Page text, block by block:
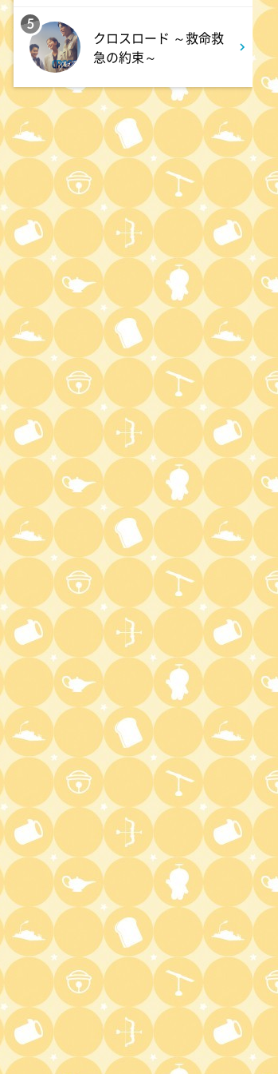
#7【イマニメーション】
テレ朝サマフェス音楽LIVEダイ
ジェスト
深夜 1:00
タイムトラベルダディ #2
ダイアン津田ドラマ初主演作
品 脚本:上田誠
1:30
ワールドプロレスリング
深夜 2:00
「きみを愛する気はない」と言
った次期公爵様がなぜか溺愛し
てきます #6
2:30
花織さんは転生しても喧嘩がし
たい【ANiMAZiNG!!!】 #5
深夜 3:00
上田ちゃんネル 楽屋トークを
覗き見!芸人たちの座持ちがい
深夜 3:30
テラサってる? EXOシウミン
主演『ホ食堂～時空を超えた恋
のシェフ』第1話・前編
5
クロスロード ～救命救
急の約束～